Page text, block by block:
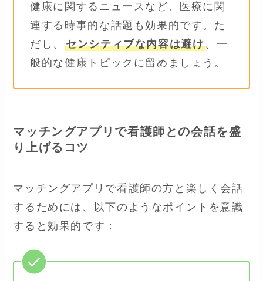
健康に関するニュースなど、医療に関
連する時事的な話題も効果的です。た
だし、センシティブな内容は避け、一
般的な健康トピックに留めましょう。
マッチングアプリで看護師との会話を盛
り上げるコツ
マッチングアプリで看護師の方と楽しく会話
するためには、以下のようなポイントを意識
すると効果的です：